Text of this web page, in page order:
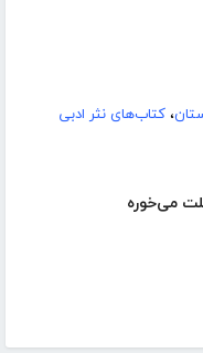
، کتاب‌های نثر ادبی
می‌خوره